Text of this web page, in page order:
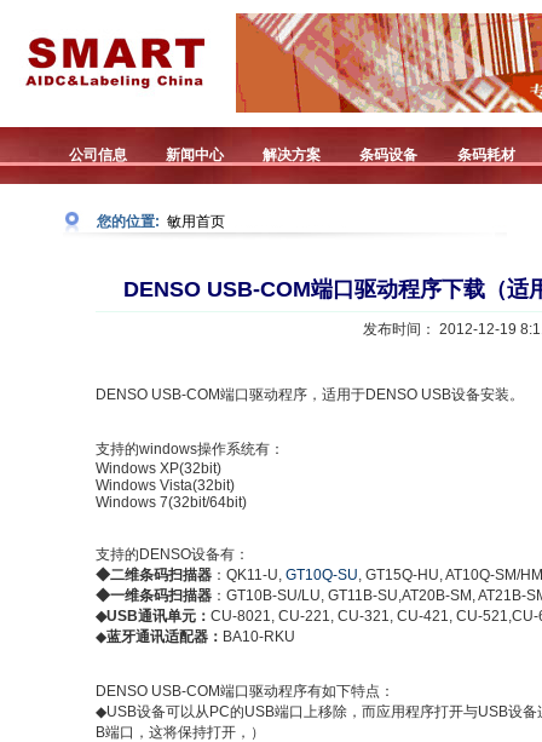
公司信息 新闻中心 解决方案 条码设备 条码耗材
您的位置: 敏用首页
DENSO USB-COM端口驱动程序下载（适
发布时间： 2012-12-19
DENSO USB-COM端口驱动程序，适用于DENSO USB设备安装。
支持的windows操作系统有：
Windows XP(32bit)
Windows Vista(32bit)
Windows 7(32bit/64bit)
支持的DENSO设备有：
◆二维条码扫描器：QK11-U, GT10Q-SU, GT15Q-HU, AT10Q-SM/HM
◆一维条码扫描器：GT10B-SU/LU, GT11B-SU,AT20B-SM, AT21B-
◆USB通讯单元： CU-8021, CU-221, CU-321, CU-421, CU-
◆蓝牙通讯适配器： BA10-RKU
DENSO USB-COM端口驱动程序有如下特点：
◆USB设备可以从PC的USB端口上移除，而应用程序打开与USB设
B端口，这将保持打开，）